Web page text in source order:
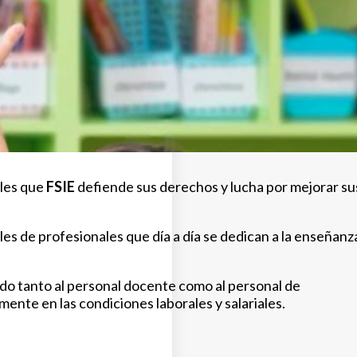
que FSIE defiende sus derechos y lucha por mejorar
de profesionales que día a día se dedican a la
tanto al personal docente como al personal de
en las condiciones laborales y salariales.